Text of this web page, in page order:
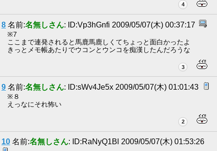
4
8 名前:名無しさん: ID:Vp3hGnfi 2009/05/07(木) 00:37:17
※7
ここまで連発されると馬鹿馬鹿しくてちょっと面白かったよ
きっとメモ帳あたりでウコンとウンコを痴漢したんだろうな
3
9 名前:名無しさん: ID:sWv4Je5x 2009/05/07(木) 01:01:43
※８
えっなにそれ怖い
2
10 名前:名無しさん: ID:RaNyQ1Bl 2009/05/07(木) 01:53:26